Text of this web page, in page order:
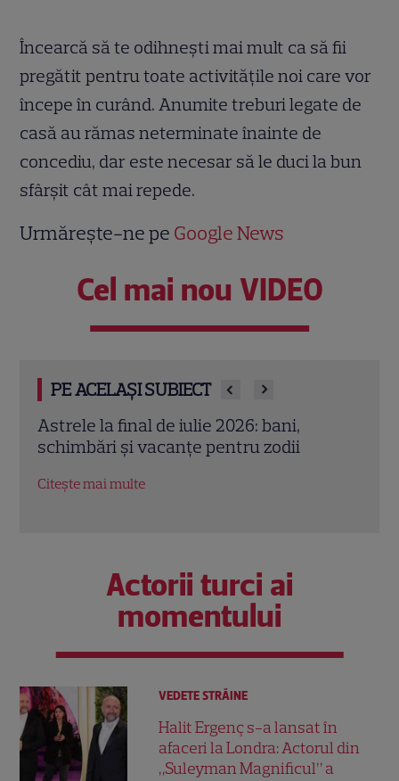
Încearcă să te odihnești mai mult ca să fii
pregătit pentru toate activitățile noi care vor
începe în curând. Anumite treburi legate de
casă au rămas neterminate înainte de
concediu, dar este necesar să le duci la bun
sfârşit cât mai repede.
Urmărește-ne pe Google News
Cel mai nou VIDEO
PE ACELAȘI SUBIECT
Cristina Demetrescu, horoscop: Zodia
care începe un nou capitol după Luna
Actorii turci ai
momentului
VEDETE STRĂINE
Halit Ergenç s-a lansat în
afaceri la Londra: Actorul din
„Suleyman Magnificul” a